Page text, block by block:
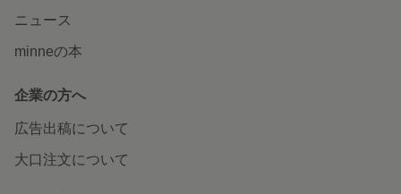
ニュース
minneの本
企業の方へ
広告出稿について
大口注文について